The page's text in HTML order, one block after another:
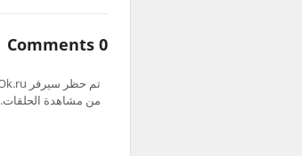
0 Comments
من مشاهدة الحلقات.